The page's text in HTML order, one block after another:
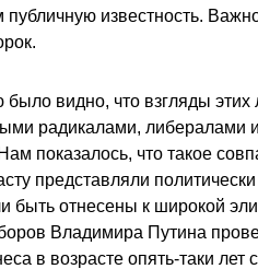
известность.
было видно, что взгляды
радикалами, либералами
показалось, что такое
представляли
быть отнесены к широкой
Владимира Путина
в возрасте опять-таки